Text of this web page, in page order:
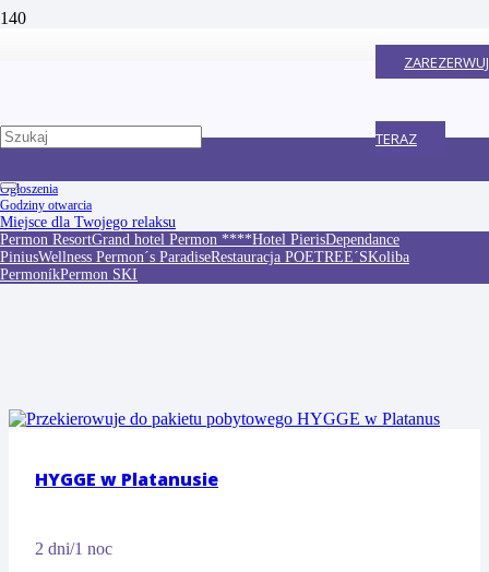
ZAREZERWUJ
TERAZ
Ogłoszenia
Godziny otwarcia
Miejsce dla Twojego relaksu
Permon ResortGrand hotel Permon ****Hotel PierisDependance
PiniusWellness Permon´s ParadiseRestauracja POETREE´SKoliba
PermoníkPermon SKI
Pobyty promocyjne
Platanus
HYGGE w Platanusie
2 dni/1 noc